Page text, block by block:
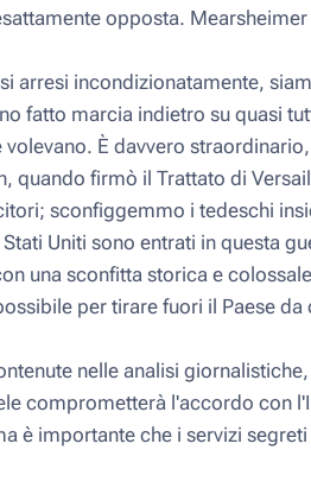
opposta.
arresi incondizionatamente,
fatto marcia indietro su quasi
È davvero
quando firmò il Trattato di
sconfiggemmo i tedeschi
Uniti sono entrati in questa
una sconfitta storica e
per tirare fuori il Paese da
nelle analisi
comprometterà l'accordo con
è importante che i servizi